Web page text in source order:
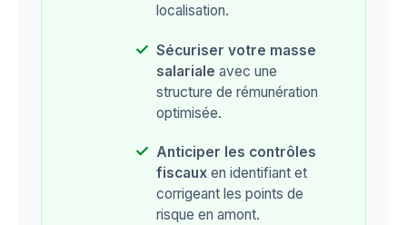
localisation.
Sécuriser votre masse
salariale avec une
structure de rémunération
optimisée.
Anticiper les contrôles
fiscaux en identifiant et
corrigeant les points de
risque en amont.